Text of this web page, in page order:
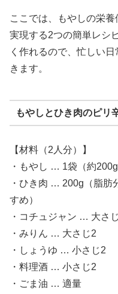
ここでは、もやしの栄
実現する2つの簡単レシ
く作れるので、忙しい
きます。
もやしとひき肉のピリ
【材料（2人分）】
・もやし … 1袋（約200g
・ひき肉 … 200g（脂肪
すめ）
・コチュジャン … 大さ
・みりん … 大さじ2
・しょうゆ … 小さじ2
・料理酒 … 小さじ2
・ごま油 … 適量